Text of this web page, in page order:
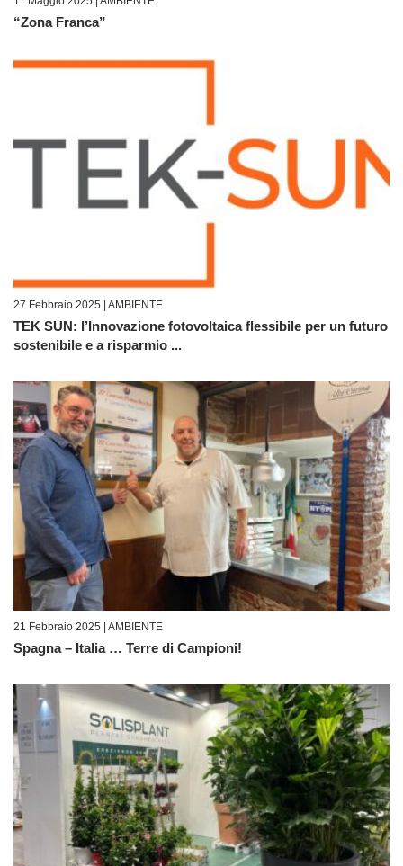
“Zona Franca”
27 Febbraio 2025 | AMBIENTE
TEK SUN: l’Innovazione fotovoltaica flessibile per un futuro
sostenibile e a risparmio ...
21 Febbraio 2025 | AMBIENTE
Spagna – Italia … Terre di Campioni!